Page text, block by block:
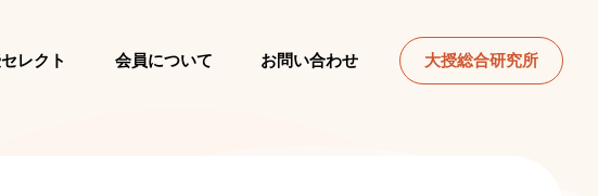
レクト 会員について お問い合わせ 大授総合研究所